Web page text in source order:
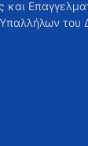
και
του